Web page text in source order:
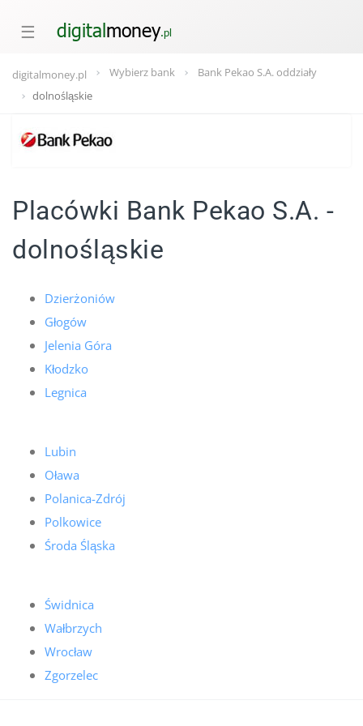
☰
digitalmoney.pl Wybierz bank
Bank Pekao S.A. oddziały
dolnośląskie
Placówki Bank Pekao S.A. -
dolnośląskie
Dzierżoniów
Głogów
Jelenia Góra
Kłodzko
Legnica
Lubin
Oława
Polanica-Zdrój
Polkowice
Środa Śląska
Świdnica
Wałbrzych
Wrocław
Zgorzelec